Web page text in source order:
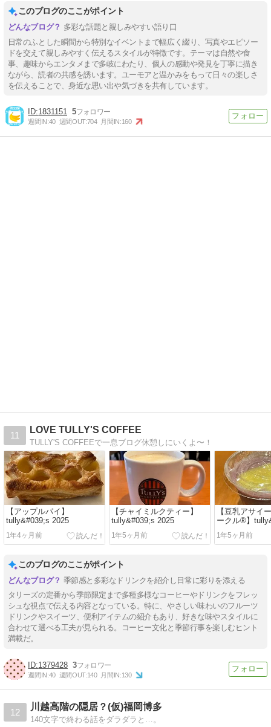
このブログのここがポイント
多彩な話題と親しみやすい語り口
日常のふとした瞬間から特別なイベントまで幅広く綴り、写真やエピソー
ドを交えて親しみやすく伝えるスタイルが特徴です。テーマは自然や食
事、趣味からエンタメまで多岐にわたり、個人の感動や発見を丁寧に描き
ながら、読者の共感を誘います。ユーモアと温かみをもって日々の楽しさ
を伝えることで、身近な思い出や気づきを共有しています。
1831151 5
週間IN:40 週間OUT:704 月間IN:160
11
LOVE TULLY'S COFFEE
TULLY'S COFFEEで一息ブログ休憩しにいくよ〜！
【アップルパイ】
tully&#039;s 2025
1年4ヶ月前
【チャイミルクティー】
tully&#039;s 2025
1年5ヶ月前
【豆乳アサイ
ークル®】
2025
1年5ヶ月前
このブログのここがポイント
季節感と多彩なドリンクを紹介し日常に彩りを添える
タリーズの定番から季節限定まで多種多様なコーヒーやドリンクをフレッ
シュな視点で伝える内容となっている。特に、やさしい味わいのフルーツ
ドリンクやスイーツ、便利アイテムの紹介もあり、好きな味やスタイルに
合わせて選べる工夫が見られる。コーヒー文化と季節行事を楽しむヒント
満載だ。
1379428 3
週間IN:40 週間OUT:140 月間IN:130
12
川越高階の隠居？(仮)福岡博多
140文字で終わる話をダラダラと…。